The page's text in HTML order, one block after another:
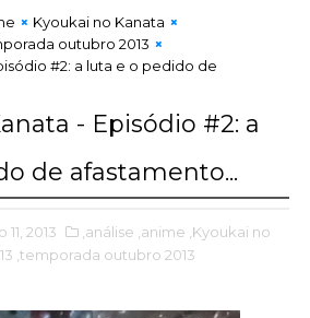
Kyoukai no Kanata
outubro 2013
#2: a luta e o pedido de
- Episódio #2: a
de afastamento...
2013 ,análise ,anime ,Kyoukai no
,temporada outubro 2013